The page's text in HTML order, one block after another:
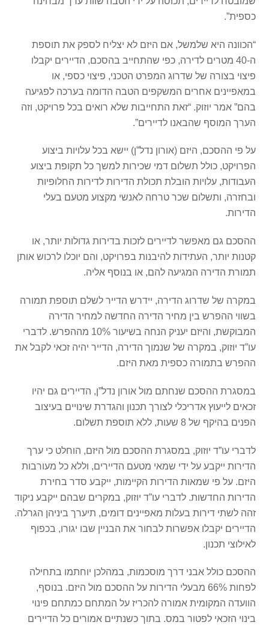
כספית”.
“הכוונה היא שלמשל, אם היזם לא יצליח לספק את תוספת
ה-40 מטרים לדירה, כפי שהתחייב בהסכם, הדיירים יקבלו
פיצוי בצורה של שדרוג המפרט הטכני, פיצוי כספי, או
במאפיינים אחרים המשקפים הטבה הדומה בערכה לפגיעה
בהם” אמר יוזוק. “זאת התחייבות שלא רואים בכל פרויקט, וזה
הערך המוסף שהבאנו לדיירים”.
על פי ההסכם, היזם (אורון נדל”ן) יישא בכל עלויות ביצוע
הפרויקט, כולל תשלום דמי שכירות למשך כל תקופת ביצוע
העבודות, עלויות הובלת תכולת הדירות לדירות החלופיות
ובחזרה, ותשלום שכר טרחה לאנשי מקצוע מטעם בעלי
הדירות.
ההסכם גם מאפשר לדיירים לזכות בדירות גדולות יותר, או
קטנות יותר, העתידות להיבנות בפרויקט, והם יוכלו לרכוש אותן
תמורת הדירה המגיעה להם, או בנוסף אליה.
במקרה של שדרוג הדירה, יידרש הדייר לשלם תוספת תמורה
בשווי ההפרש בין מחיר הדירה החדשה למחיר הדירה
המבוקשת, והיזם יעניק הנחה בשיעור 10% מההפרש. לדברי
עו”ד יוזוק, במקרה של שנמוך הדירה, הדייר יהיה זכאי לקבל את
ההפרש בתמורה כספית מאת היזם.
במסגרת ההסכם שנחתם מול אורון נדל”ן, הדיירים גם יהיו
זכאים לייעוץ אדריכלי לצורך תכנון והגדרת שינויים בעיצוב
הפנים בהיקף של 8 שעות, ללא תוספת תשלום.
לדברי עו”ד יוזוק, במסגרת ההסכם מול היזם, הוחלט כי ערך
הדירות ייקבע על ידי שמאי מטעם הדיירים, וללא כל מעורבות
היזם. על פי שמאות הדירות הקיימות, ייקבע סדר בחירת
הדירות החדשות. לדברי עו”ד יוזוק, במקרים שבהם ייקבע ניקוד
זהה לשתי דירות בעלות מאפיינים דומים, תיערך ביניהן הגרלה.
הדיירים יקבלו אפשרות לבחור את הבניין שבו יגורו, בכפוף
לאילוצי תכנון.
ההסכם כולל אבני דרך מוסכמות, במהלכן יוחתמו בתחילה
לפחות 66% מבעלי הדירות על ההסכם מול היזם. בנוסף,
הוועדה המקומית אמורה להכריז על המתחם כמתחם פינוי
בינוי הזכאי לפטור במס. בתוך כשנתיים אמורים כל הדיירים